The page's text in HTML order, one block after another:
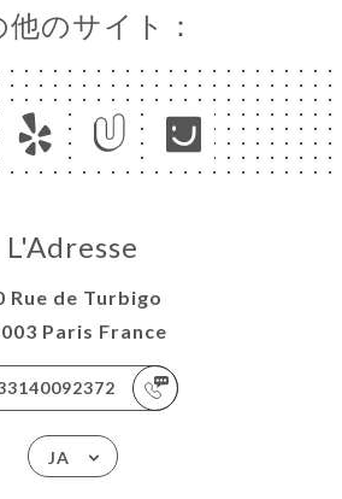
他のサイト：
L'Adresse
Rue de Turbigo
Paris France
JA